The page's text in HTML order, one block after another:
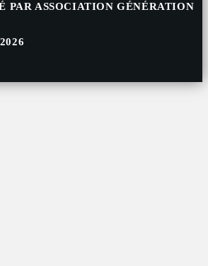
PAR ASSOCIATION GÉNÉRATION